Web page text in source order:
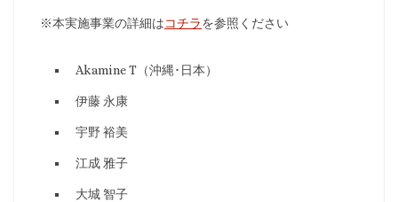
※本実施事業の詳細はコチラを参照ください
Akamine T（沖縄･日本）
伊藤 永康
宇野 裕美
江成 雅子
大城 智子